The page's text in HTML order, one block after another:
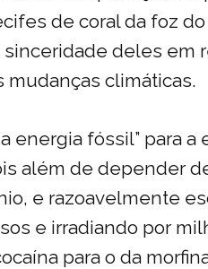
de coral da foz
deles em
climáticas.
energia fóssil” para
além de depender
e razoavelmente
e irradiando por
para o da